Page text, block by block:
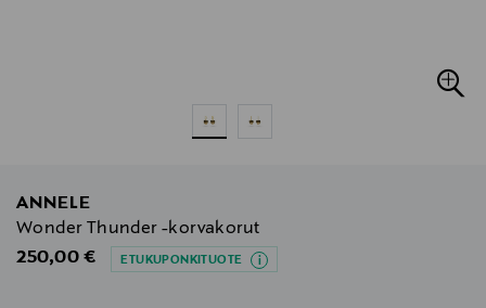
ANNELE
Wonder Thunder -korvakorut
Original Price
250,00 € ETUKUPONKITUOTE